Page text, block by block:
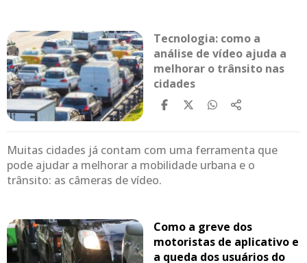
Tecnologia: como a
análise de vídeo ajuda a
melhorar o trânsito nas
cidades
Muitas cidades já contam com uma ferramenta que
pode ajudar a melhorar a mobilidade urbana e o
trânsito: as câmeras de vídeo.
Como a greve dos
motoristas de aplicativo e
a queda dos usuários do